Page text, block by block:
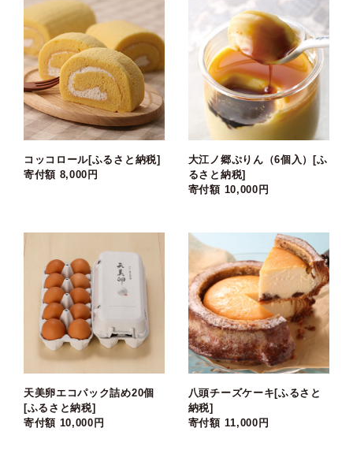
コッコロール[ふるさと納税]
寄付額 8,000円
大江ノ郷ぷりん（6個入）[ふ
るさと納税]
寄付額 10,000円
天美卵エコパック詰め20個
[ふるさと納税]
寄付額 10,000円
八頭チーズケーキ[ふるさと
納税]
寄付額 11,000円